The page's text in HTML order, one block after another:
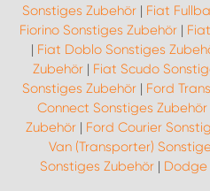
Sonstiges Zubehör| Fiat
Fiorino Sonstiges Zubehör|
| Fiat Doblo Sonstiges
Zubehör | Fiat Scudo
Sonstiges Zubehör | Ford
Connect Sonstiges Zubehör
Zubehör| Ford Courier
Van (Transporter)
Sonstiges Zubehör | Dodge